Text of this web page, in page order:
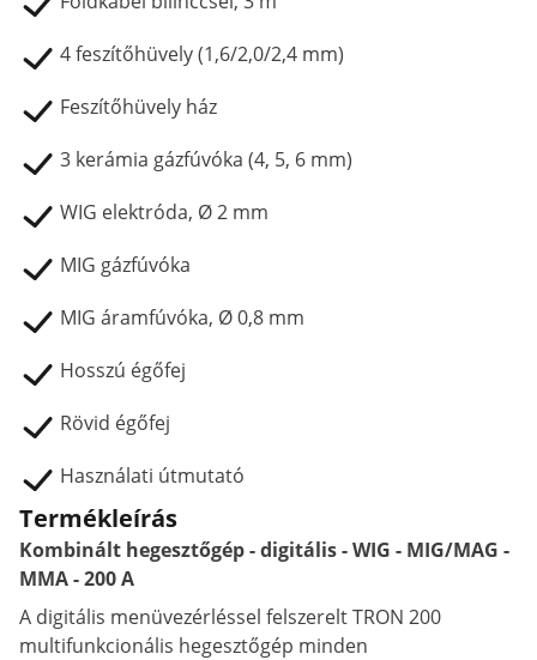
4 feszítőhüvely (1,6/2,0/2,4 mm)
Feszítőhüvely ház
3 kerámia gázfúvóka (4, 5, 6 mm)
WIG elektróda, Ø 2 mm
MIG gázfúvóka
MIG áramfúvóka, Ø 0,8 mm
Hosszú égőfej
Rövid égőfej
Használati útmutató
Termékleírás
Kombinált hegesztőgép - digitális - WIG - MIG/MAG -
MMA - 200 A
A digitális menüvezérléssel felszerelt TRON 200
multifunkcionális hegesztőgép minden